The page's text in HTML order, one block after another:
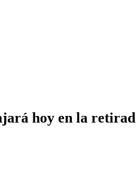
hoy en la